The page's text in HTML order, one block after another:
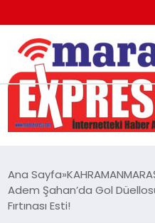
K.MARAŞ
ANDIRIN
Ana Sayfa
Adem Şahan’da Gol
Fırtınası Esti!